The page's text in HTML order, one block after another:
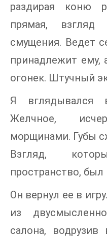
раздирая коню
прямая,
смущения. Ведет
принадлежит ему,
огонек. Штучный
Я вглядывался
Желчное,
морщинами. Губы
Взгляд,
пространство, был
Он вернул ее в
из
салона,